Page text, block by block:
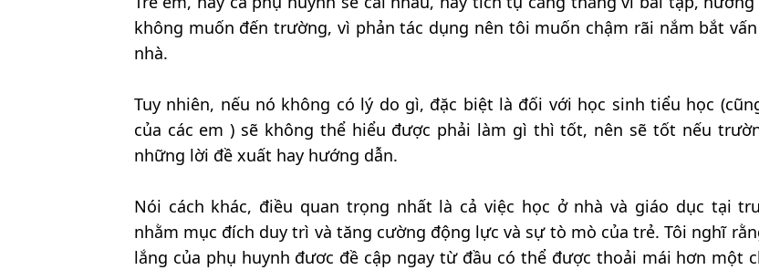
không muốn đến trường, vì phản tác dụng nên tôi muốn chậm rãi nắm bắt
nhà.
Tuy nhiên, nếu nó không có lý do gì, đặc biệt là đối với học sinh tiểu học
của các em ) sẽ không thể hiểu được phải làm gì thì tốt, nên sẽ tốt nếu
những lời đề xuất hay hướng dẫn.
Nói cách khác, điều quan trọng nhất là cả việc học ở nhà và giáo dục tại
nhằm mục đích duy trì và tăng cường động lực và sự tò mò của trẻ. Tôi nghĩ
lắng của phụ huynh đươc đề cập ngay từ đầu có thể được thoải mái hơn một